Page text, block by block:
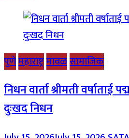
पुणेमहाराष्ट्रमावळसामाजिक
निधन वार्ता श्रीमती वर्षाताई
दुःखद निधन